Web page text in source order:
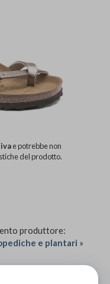
e potrebbe non
del prodotto.
produttore:
e plantari »